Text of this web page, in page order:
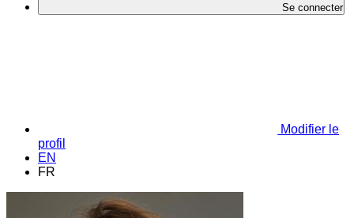
Se connecter
Modifier le
profil
EN
FR